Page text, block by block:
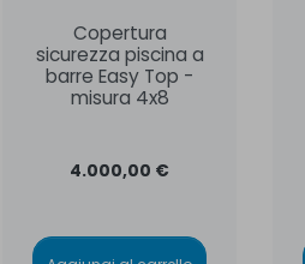
Copertura
sicurezza piscina a
barre Easy Top -
misura 4x8
4.000,00 €